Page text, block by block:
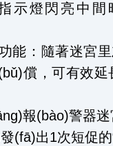
次指示燈閃亮中
：隨著迷宮里
償，可有效
報(bào)警器
出1次短促的“滴